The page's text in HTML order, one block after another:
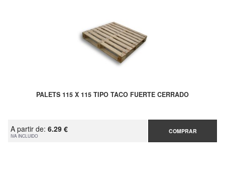
PALETS 115 X 115 TIPO TACO FUERTE CERRADO
A partir de: 6.29 €
IVA INCLUIDO
COMPRAR